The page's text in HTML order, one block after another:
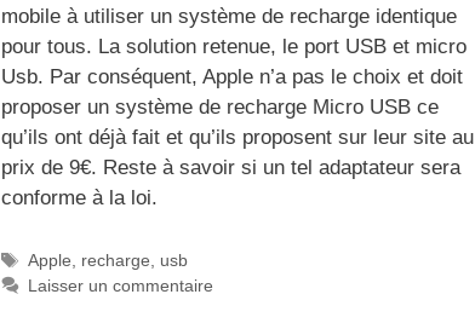
mobile à utiliser un système de recharge identique
pour tous. La solution retenue, le port USB et micro
Usb. Par conséquent, Apple n’a pas le choix et doit
proposer un système de recharge Micro USB ce
qu’ils ont déjà fait et qu’ils proposent sur leur site au
prix de 9€. Reste à savoir si un tel adaptateur sera
conforme à la loi.
Étiquettes
Apple, recharge, usb
Laisser un commentaire